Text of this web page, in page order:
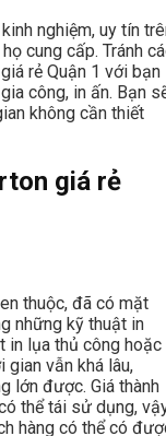
nghiệm, uy tín
cung cấp. Tránh
rẻ Quận 1 với bạn
công, in ấn. Bạn
không cần thiết
giá rẻ
thuộc, đã có mặt
những kỹ thuật in
in lụa thủ công hoặc
gian vẫn khá lâu,
lớn được. Giá thành
thể tái sử dụng,
hàng có thể có